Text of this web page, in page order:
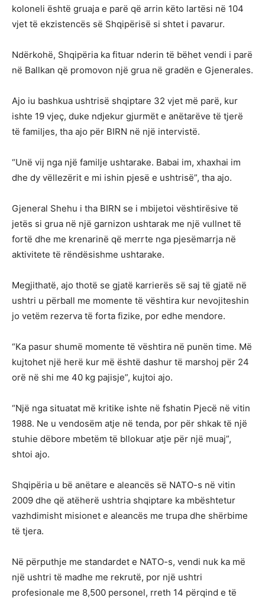
koloneli është gruaja e parë që arrin këto lartësi në 104
vjet të ekzistencës së Shqipërisë si shtet i pavarur.
Ndërkohë, Shqipëria ka fituar nderin të bëhet vendi i parë
në Ballkan që promovon një grua në gradën e Gjenerales.
Ajo iu bashkua ushtrisë shqiptare 32 vjet më parë, kur
ishte 19 vjeç, duke ndjekur gjurmët e anëtarëve të tjerë
të familjes, tha ajo për BIRN në një intervistë.
“Unë vij nga një familje ushtarake. Babai im, xhaxhai im
dhe dy vëllezërit e mi ishin pjesë e ushtrisë”, tha ajo.
Gjeneral Shehu i tha BIRN se i mbijetoi vështirësive të
jetës si grua në një garnizon ushtarak me një vullnet të
fortë dhe me krenarinë që merrte nga pjesëmarrja në
aktivitete të rëndësishme ushtarake.
Megjithatë, ajo thotë se gjatë karrierës së saj të gjatë në
ushtri u përball me momente të vështira kur nevojiteshin
jo vetëm rezerva të forta fizike, por edhe mendore.
“Ka pasur shumë momente të vështira në punën time. Më
kujtohet një herë kur më është dashur të marshoj për 24
orë në shi me 40 kg pajisje”, kujtoi ajo.
“Një nga situatat më kritike ishte në fshatin Pjecë në vitin
1988. Ne u vendosëm atje në tenda, por për shkak të një
stuhie dëbore mbetëm të bllokuar atje për një muaj”,
shtoi ajo.
Shqipëria u bë anëtare e aleancës së NATO-s në vitin
2009 dhe që atëherë ushtria shqiptare ka mbështetur
vazhdimisht misionet e aleancës me trupa dhe shërbime
të tjera.
Në përputhje me standardet e NATO-s, vendi nuk ka më
një ushtri të madhe me rekrutë, por një ushtri
profesionale me 8,500 personel, rreth 14 përqind e të